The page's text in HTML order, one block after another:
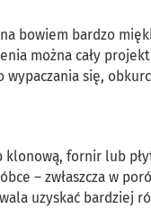
bowiem bardzo
można cały
się,
fornir lub
– zwłaszcza w
uzyskać bardziej